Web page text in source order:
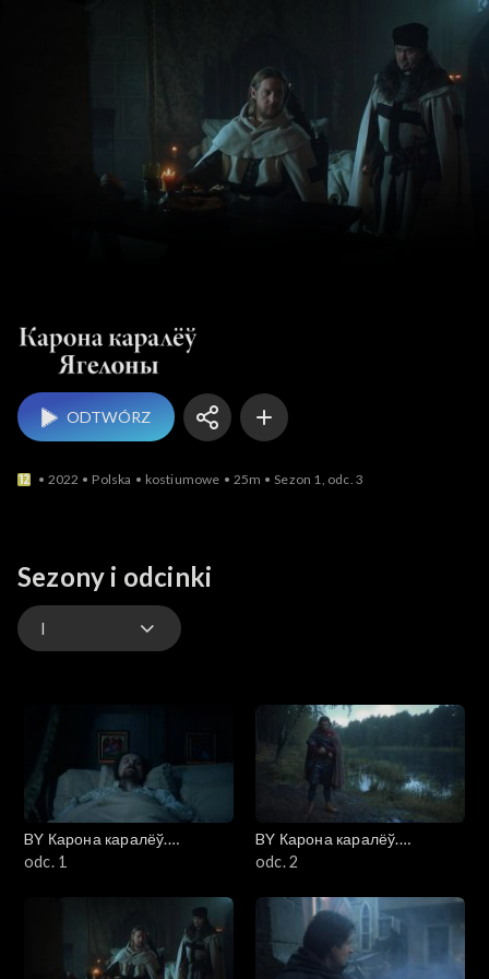
ODTWÓRZ
2022 Polska kostiumowe 25m Sezon 1, odc. 3
Sezony i odcinki
I
BY Карона каралёў.
Ягелоны (Korona królów.
odc. 1
BY Карона каралёў.
Ягелоны (Korona królów.
odc. 2